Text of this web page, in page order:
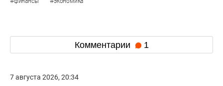
Комментарии 1
7 августа 2026, 20:34